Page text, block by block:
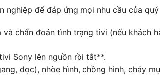
nghiệp để đáp ứng mọi nhu cầu của
chẩn đoán tình trạng tivi (nếu khách
Sony lên nguồn rồi tắt**.
dọc), nhòe hình, chồng hình, chảy